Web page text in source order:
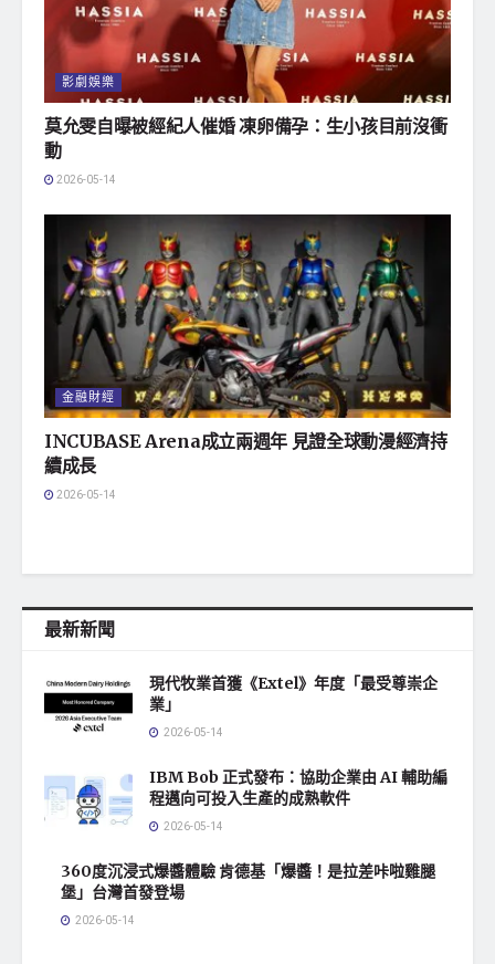
影劇娛樂
莫允雯自曝被經紀人催婚 凍卵備孕：生小孩目前沒衝
動
2026-05-14
金融財經
INCUBASE Arena成立兩週年 見證全球動漫經濟持
續成長
2026-05-14
最新新聞
現代牧業首獲《Extel》年度「最受尊崇企
業」
2026-05-14
IBM Bob 正式發布：協助企業由 AI 輔助編
程邁向可投入生產的成熟軟件
2026-05-14
360度沉浸式爆醬體驗 肯德基「爆醬！是拉差咔啦雞腿
堡」台灣首發登場
2026-05-14